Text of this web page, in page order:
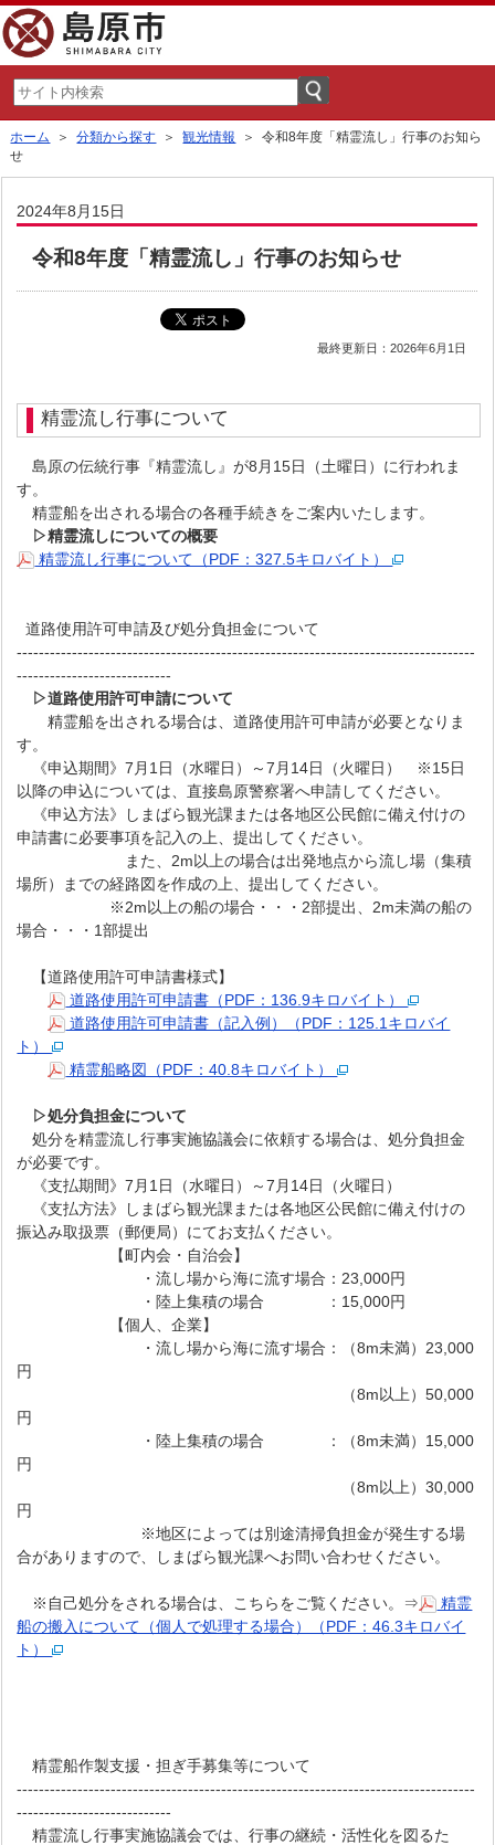
ホーム ＞分類から探す ＞観光情報
＞ 令和8年度「精霊流し」行事のお知ら
せ
2024年8月15日
令和8年度「精霊流し」行事のお知らせ
最終更新日：2026年6月1日
精霊流し行事について
島原の伝統行事『精霊流し』が8月15日（土曜日）に行われま
す。
精霊船を出される場合の各種手続きをご案内いたします。
▷精霊流しについての概要
精霊流し行事について（PDF：327.5キロバイト）
道路使用許可申請及び処分負担金について
-----------------------------------------------------------------------------------
----------------------------
▷道路使用許可申請について
精霊船を出される場合は、道路使用許可申請が必要となりま
す。
《申込期間》7月1日（水曜日）～7月14日（火曜日） ※15日
以降の申込については、直接島原警察署へ申請してください。
《申込方法》しまばら観光課または各地区公民館に備え付けの
申請書に必要事項を記入の上、提出してください。
また、2m以上の場合は出発地点から流し場（集積
場所）までの経路図を作成の上、提出してください。
※2m以上の船の場合・・・2部提出、2m未満の船の
場合・・・1部提出
【道路使用許可申請書様式】
道路使用許可申請書（PDF：136.9キロバイト）
道路使用許可申請書（記入例）（PDF：125.1キロバイ
ト）
精霊船略図（PDF：40.8キロバイト）
▷処分負担金について
処分を精霊流し行事実施協議会に依頼する場合は、処分負担金
が必要です。
《支払期間》7月1日（水曜日）～7月14日（火曜日）
《支払方法》しまばら観光課または各地区公民館に備え付けの
振込み取扱票（郵便局）にてお支払ください。
【町内会・自治会】
・流し場から海に流す場合：23,000円
・陸上集積の場合 ：15,000円
【個人、企業】
・流し場から海に流す場合：（8m未満）23,000
円
（8m以上）50,000
円
・陸上集積の場合 ：（8m未満）15,000
円
（8m以上）30,000
円
※地区によっては別途清掃負担金が発生する場
合がありますので、しまばら観光課へお問い合わせください。
※自己処分をされる場合は、こちらをご覧ください。⇒
精霊
船の搬入について（個人で処理する場合）（PDF：46.3キロバイ
ト）
精霊船作製支援・担ぎ手募集等について
-----------------------------------------------------------------------------------
----------------------------
精霊流し行事実施協議会では、行事の継続・活性化を図るた